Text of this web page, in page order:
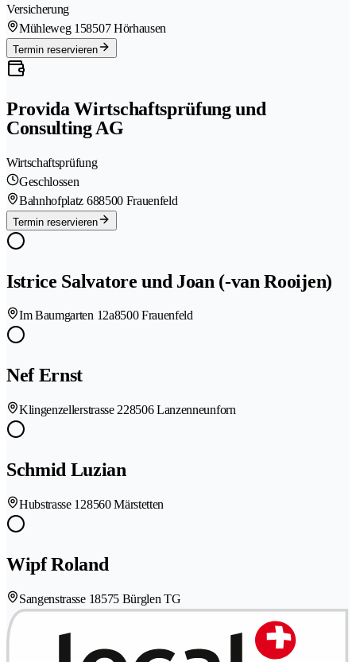
Versicherung
Mühleweg 158507 Hörhausen
Termin reservieren
Provida Wirtschaftsprüfung und
Consulting AG
Wirtschaftsprüfung
Geschlossen
Bahnhofplatz 688500 Frauenfeld
Termin reservieren
Istrice Salvatore und Joan (-van Rooijen)
Im Baumgarten 12a8500 Frauenfeld
Nef Ernst
Klingenzellerstrasse 228506 Lanzenneunforn
Schmid Luzian
Hubstrasse 128560 Märstetten
Wipf Roland
Sangenstrasse 18575 Bürglen TG